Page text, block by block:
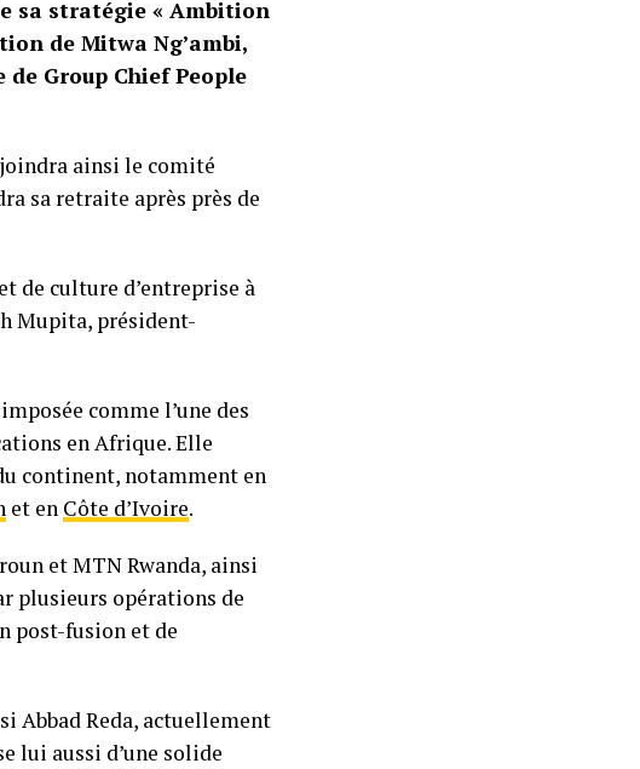
sa stratégie « Ambition
de Mitwa Ng’ambi,
Group Chief People
ainsi le comité
sa retraite après près de
de culture d’entreprise à
Mupita, président-
comme l’une des
en Afrique. Elle
continent, notamment en
et en Côte d’Ivoire.
et MTN Rwanda, ainsi
plusieurs opérations de
post-fusion et de
Abbad Reda, actuellement
lui aussi d’une solide